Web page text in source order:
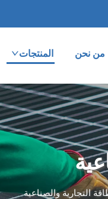
من نحن المنتجات
التجارية والصناعية